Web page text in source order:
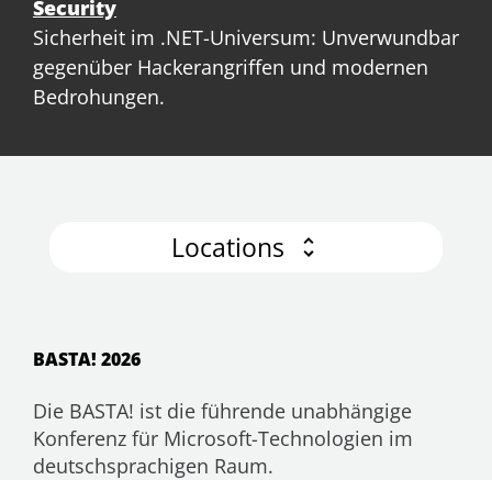
Security
Sicherheit im .NET-Universum: Unverwundbar
gegenüber Hackerangriffen und modernen
Bedrohungen.
Locations
BASTA! 2026
Die BASTA! ist die führende unabhängige
Konferenz für Microsoft-Technologien im
deutschsprachigen Raum.